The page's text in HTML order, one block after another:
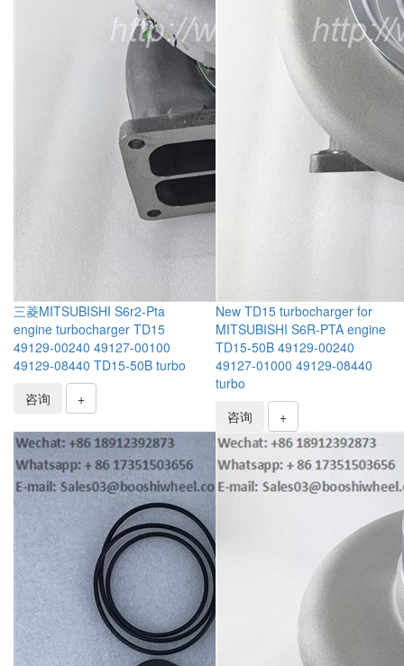
三菱MITSUBISHI S6r2-Pta
engine turbocharger TD15
49129-00240 49127-00100
49129-08440 TD15-50B turbo
咨询
+
New TD15 turbocharger for
MITSUBISHI S6R-PTA engine
TD15-50B 49129-00240
49127-01000 49129-08440
turbo
咨询
+